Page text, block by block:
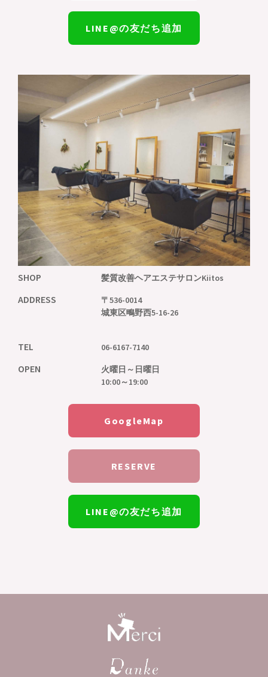
LINE@の友だち追加
SHOP 髪質改善ヘアエステサロンKiitos
ADDRESS
〒536-0014
城東区鴫野西5-16-26
TEL 06-6167-7140
OPEN
火曜日～日曜日
10:00～19:00
GoogleMap
RESERVE
LINE@の友だち追加